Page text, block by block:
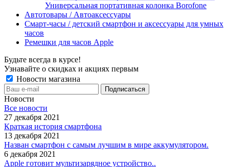
Универсальная портативная колонка Borofone
Автотовары / Автоаксессуары
Смарт-часы / детский смартфон и аксессуары для умных
часов
Ремешки для часов Apple
Будьте всегда в курсе!
Узнавайте о скидках и акциях первым
Новости магазина
Новости
Все новости
27 декабря 2021
Краткая история смартфона
13 декабря 2021
Назван смартфон с самым лучшим в мире аккумулятором.
6 декабря 2021
Apple готовит мультизарядное устройство..